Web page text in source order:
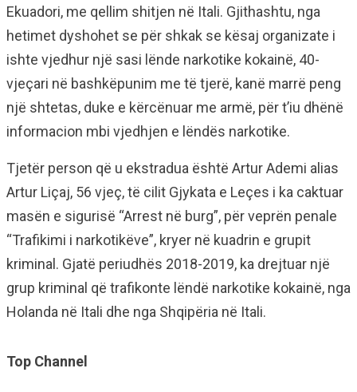
Ekuadori, me qellim shitjen në Itali. Gjithashtu, nga
hetimet dyshohet se për shkak se kësaj organizate i
ishte vjedhur një sasi lënde narkotike kokainë, 40-
vjeçari në bashkëpunim me të tjerë, kanë marrë peng
një shtetas, duke e kërcënuar me armë, për t’iu dhënë
informacion mbi vjedhjen e lëndës narkotike.
Tjetër person që u ekstradua është Artur Ademi alias
Artur Liçaj, 56 vjeç, të cilit Gjykata e Leçes i ka caktuar
masën e sigurisë “Arrest në burg”, për veprën penale
“Trafikimi i narkotikëve”, kryer në kuadrin e grupit
kriminal. Gjatë periudhës 2018-2019, ka drejtuar një
grup kriminal që trafikonte lëndë narkotike kokainë, nga
Holanda në Itali dhe nga Shqipëria në Itali.
Top Channel